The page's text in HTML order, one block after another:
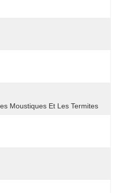
Moustiques Et Les Termites